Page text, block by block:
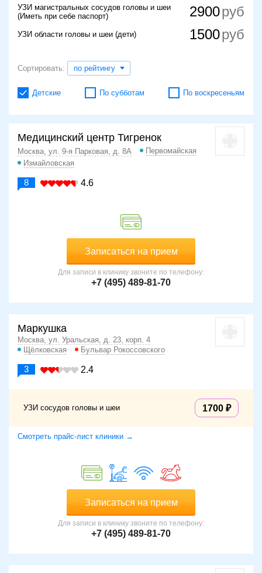
УЗИ магистральных сосудов головы и шеи
(Иметь при себе паспорт)
2900
УЗИ области головы и шеи (дети) 1500
Сортировать: по рейтингу
Детские По субботам По воскресеньям
Медицинский центр Тигренок
Москва, ул. 9-я Парковая, д. 8А
Первомайская
Измайловская
8 4.6
Записаться на прием
Для записи в клинику звоните по телефону:
+7 (495) 489-81-70
Маркушка
Москва, ул. Уральская, д. 23, корп. 4
Щёлковская
Бульвар Рокоссовского
3 2.4
УЗИ сосудов головы и шеи 1700
Смотреть прайс-лист клиники →
Записаться на прием
Для записи в клинику звоните по телефону:
+7 (495) 489-81-70